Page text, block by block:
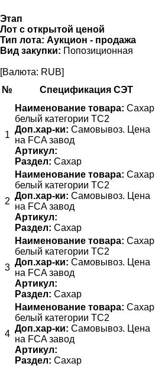
Этап
Лот с открытой ценой
Тип лота: Аукцион - продажа
Вид закупки: Попозиционная
[Валюта: RUB]
№
Спецификация СЭТ
1
Наименование товара: Сахар
белый категории ТС2
Доп.хар-ки: Самовывоз. Цена
на FCA завод
Артикул:
Раздел: Сахар
2
Наименование товара: Сахар
белый категории ТС2
Доп.хар-ки: Самовывоз. Цена
на FCA завод
Артикул:
Раздел: Сахар
3
Наименование товара: Сахар
белый категории ТС2
Доп.хар-ки: Самовывоз. Цена
на FCA завод
Артикул:
Раздел: Сахар
4
Наименование товара: Сахар
белый категории ТС2
Доп.хар-ки: Самовывоз. Цена
на FCA завод
Артикул:
Раздел: Сахар